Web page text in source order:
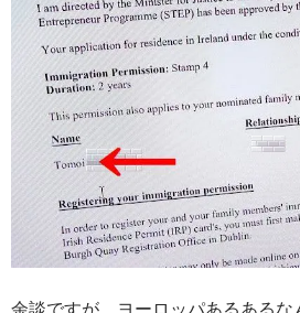
余談ですが、ヨーロッパあるあるな